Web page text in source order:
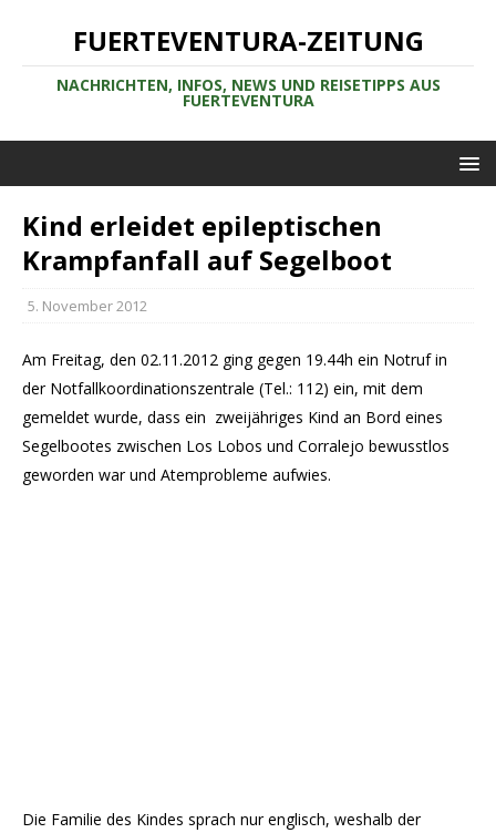
FUERTEVENTURA-ZEITUNG
NACHRICHTEN, INFOS, NEWS UND REISETIPPS AUS
FUERTEVENTURA
Kind erleidet epileptischen
Krampfanfall auf Segelboot
5. November 2012
Am Freitag, den 02.11.2012 ging gegen 19.44h ein Notruf in
der Notfallkoordinationszentrale (Tel.: 112) ein, mit dem
gemeldet wurde, dass ein zweijähriges Kind an Bord eines
Segelbootes zwischen Los Lobos und Corralejo bewusstlos
geworden war und Atemprobleme aufwies.
Die Familie des Kindes sprach nur englisch, weshalb der